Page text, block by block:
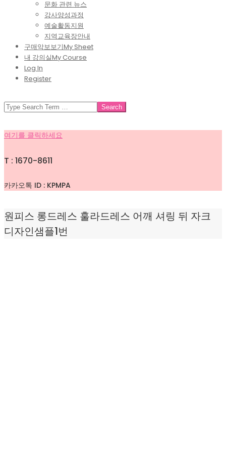
문화 관련 뉴스
강사양성과정
예술활동지원
지역교육장안내
구매악보보기My Sheet
내 강의실My Course
Log In
Register
SEARCH
여기를 클릭하세요
T : 1670-8611
카카오톡 ID : KPMPA
원피스 롱드레스 훌라드레스 어깨 셔링 뒤 자크
디자인샘플1번